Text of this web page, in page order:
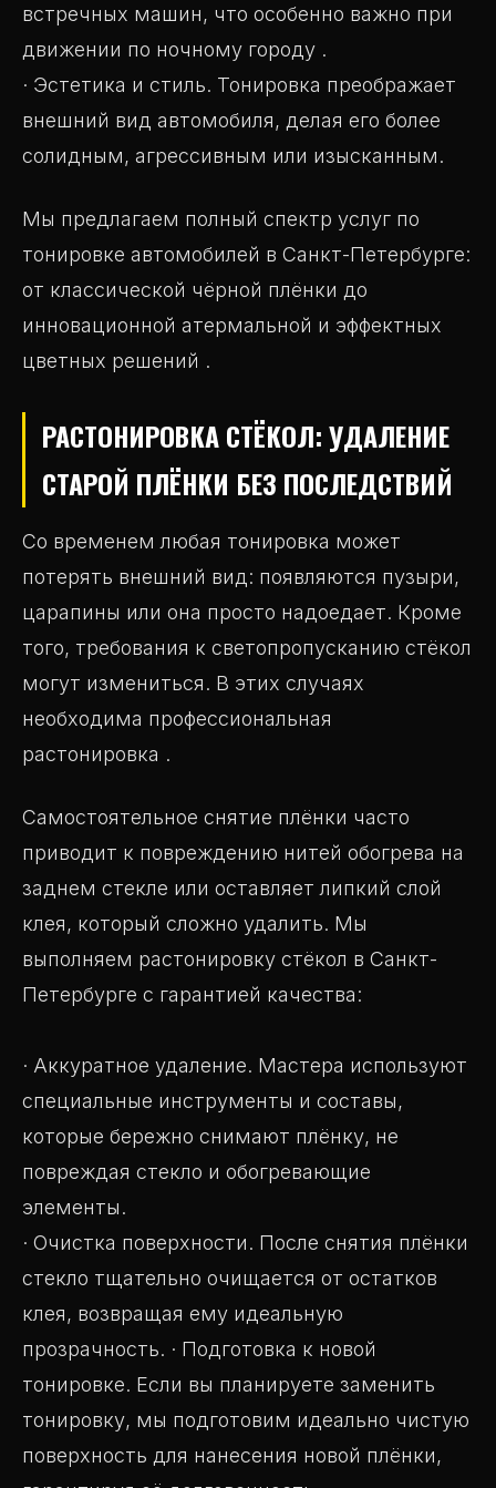
встречных машин, что особенно важно при
движении по ночному городу .
· Эстетика и стиль. Тонировка преображает
внешний вид автомобиля, делая его более
солидным, агрессивным или изысканным.
Мы предлагаем полный спектр услуг по
тонировке автомобилей в Санкт-Петербурге:
от классической чёрной плёнки до
инновационной атермальной и эффектных
цветных решений .
РАСТОНИРОВКА СТЁКОЛ: УДАЛЕНИЕ
СТАРОЙ ПЛЁНКИ БЕЗ ПОСЛЕДСТВИЙ
Со временем любая тонировка может
потерять внешний вид: появляются пузыри,
царапины или она просто надоедает. Кроме
того, требования к светопропусканию стёкол
могут измениться. В этих случаях
необходима профессиональная
растонировка .
Самостоятельное снятие плёнки часто
приводит к повреждению нитей обогрева на
заднем стекле или оставляет липкий слой
клея, который сложно удалить. Мы
выполняем растонировку стёкол в Санкт-
Петербурге с гарантией качества:
· Аккуратное удаление. Мастера используют
специальные инструменты и составы,
которые бережно снимают плёнку, не
повреждая стекло и обогревающие
элементы.
· Очистка поверхности. После снятия плёнки
стекло тщательно очищается от остатков
клея, возвращая ему идеальную
прозрачность. · Подготовка к новой
тонировке. Если вы планируете заменить
тонировку, мы подготовим идеально чистую
поверхность для нанесения новой плёнки,